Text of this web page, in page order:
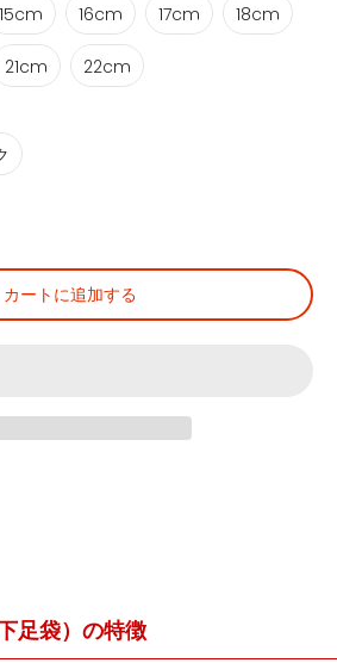
15cm 16cm 17cm 18cm
21cm
21cm
22cm
22cm
カートに追加する
足袋）の特徴